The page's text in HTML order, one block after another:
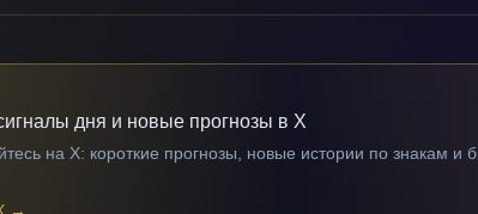
дня и новые прогнозы в X
на X: короткие прогнозы, новые истории по знакам и